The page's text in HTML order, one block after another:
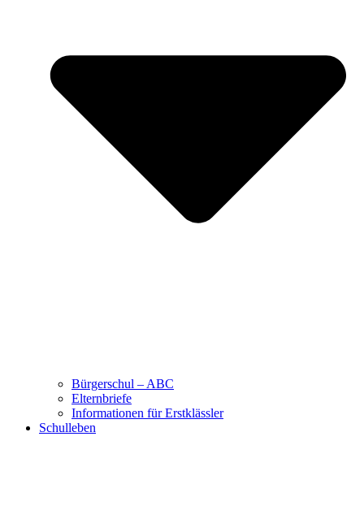
Bürgerschul – ABC
Elternbriefe
Informationen für Erstklässler
Schulleben